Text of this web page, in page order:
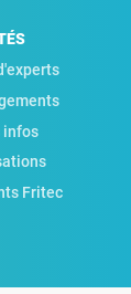
infos
Fritec